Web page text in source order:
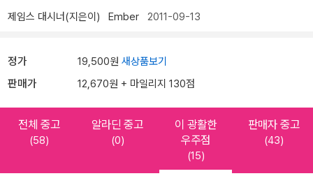
제임스 대시너(지은이) Ember 2011-09-13
정가 19,500원 새상품보기
판매가 12,670원 + 마일리지 130점
전체 중고
(58)
알라딘 중고
(0)
이 광활한
우주점
(15)
판매자 중고
(43)